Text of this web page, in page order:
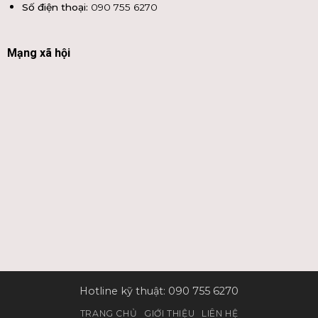
Số điện thoại: 090 755 6270
Mạng xã hội
Hotline kỹ thuật: 090 755 6270
TRANG CHỦ GIỚI THIỆU LIÊN HỆ